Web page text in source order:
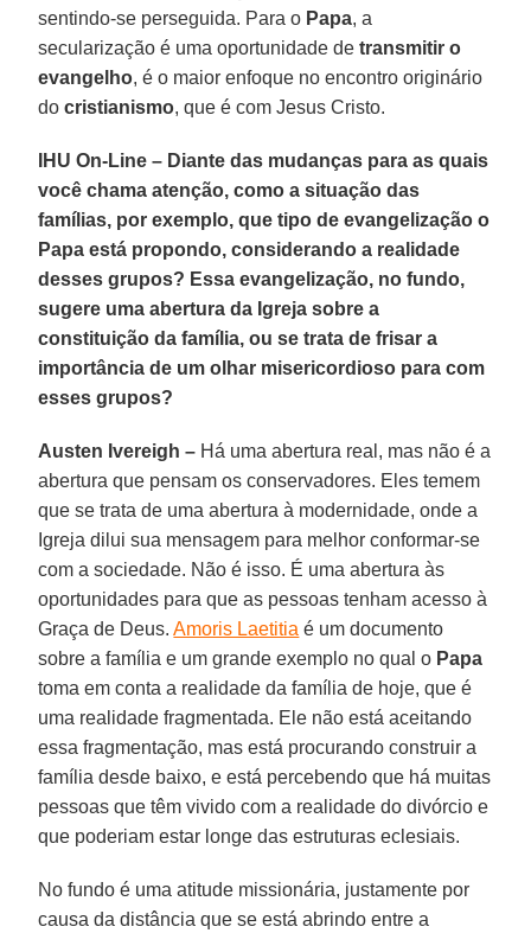
sentindo-se perseguida. Para o Papa, a
secularização é uma oportunidade de transmitir o
evangelho, é o maior enfoque no encontro originário
docristianismo, que é com Jesus Cristo.
IHU On-Line – Diante das mudanças para as quais
você chama atenção, como a situação das
famílias, por exemplo, que tipo de evangelização o
Papa está propondo, considerando a realidade
desses grupos? Essa evangelização, no fundo,
sugere uma abertura da Igreja sobre a
constituição da família, ou se trata de frisar a
importância de um olhar misericordioso para com
esses grupos?
Austen Ivereigh – Há uma abertura real, mas não é a
abertura que pensam os conservadores. Eles temem
que se trata de uma abertura à modernidade, onde a
Igreja dilui sua mensagem para melhor conformar-se
com a sociedade. Não é isso. É uma abertura às
oportunidades para que as pessoas tenham acesso à
Graça de Deus.Amoris Laetitia é um documento
sobre a família e um grande exemplo no qual o Papa
toma em conta a realidade da família de hoje, que é
uma realidade fragmentada. Ele não está aceitando
essa fragmentação, mas está procurando construir a
família desde baixo, e está percebendo que há muitas
pessoas que têm vivido com a realidade do divórcio e
que poderiam estar longe das estruturas eclesiais.
No fundo é uma atitude missionária, justamente por
causa da distância que se está abrindo entre a